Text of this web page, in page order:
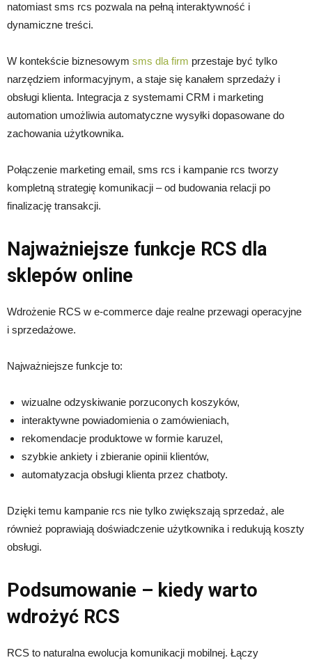
natomiast sms rcs pozwala na pełną interaktywność i
dynamiczne treści.
W kontekście biznesowym sms dla firm przestaje być tylko
narzędziem informacyjnym, a staje się kanałem sprzedaży i
obsługi klienta. Integracja z systemami CRM i marketing
automation umożliwia automatyczne wysyłki dopasowane do
zachowania użytkownika.
Połączenie marketing email, sms rcs i kampanie rcs tworzy
kompletną strategię komunikacji – od budowania relacji po
finalizację transakcji.
Najważniejsze funkcje RCS dla
sklepów online
Wdrożenie RCS w e-commerce daje realne przewagi operacyjne
i sprzedażowe.
Najważniejsze funkcje to:
wizualne odzyskiwanie porzuconych koszyków,
interaktywne powiadomienia o zamówieniach,
rekomendacje produktowe w formie karuzel,
szybkie ankiety i zbieranie opinii klientów,
automatyzacja obsługi klienta przez chatboty.
Dzięki temu kampanie rcs nie tylko zwiększają sprzedaż, ale
również poprawiają doświadczenie użytkownika i redukują koszty
obsługi.
Podsumowanie – kiedy warto
wdrożyć RCS
RCS to naturalna ewolucja komunikacji mobilnej. Łączy